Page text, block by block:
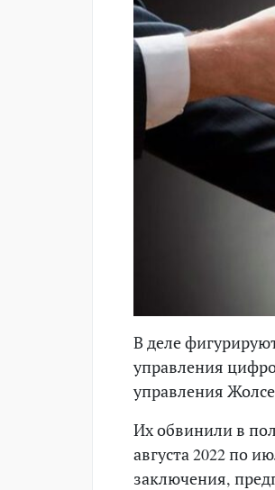
В деле
управления
управления
Их обвинили в
августа 2022 по
заключения,